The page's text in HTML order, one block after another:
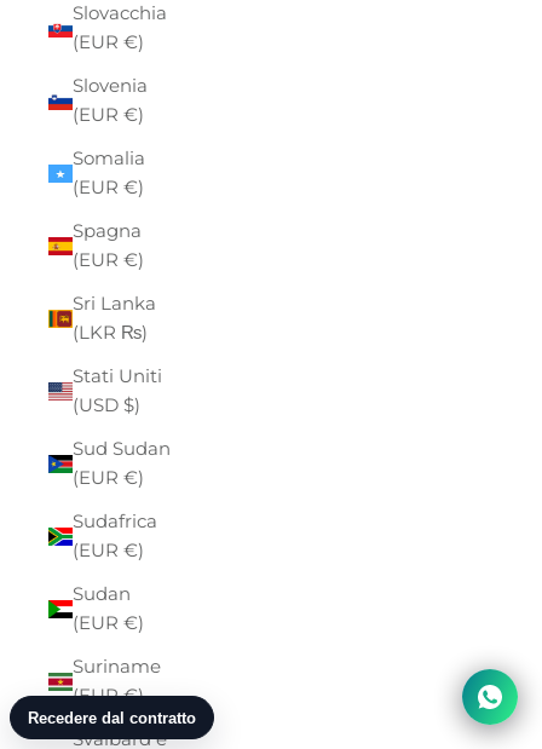
Slovacchia
(EUR €)
Slovenia
(EUR €)
Somalia
(EUR €)
Spagna
(EUR €)
Sri Lanka
(LKR ₨)
Stati Uniti
(USD $)
Sud Sudan
(EUR €)
Sudafrica
(EUR €)
Sudan
(EUR €)
Suriname
(EUR €)
Svalbard e